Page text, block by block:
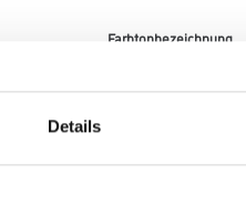
Details
Farbtonbezeichnung